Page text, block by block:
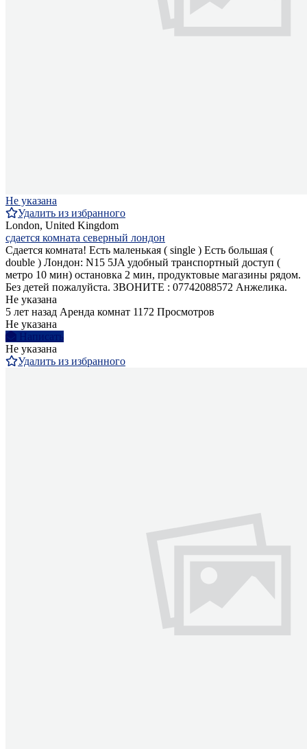
Не указана
Удалить из избранного
London, United Kingdom
сдается комната северный лондон
Сдается комната! Есть маленькая ( single ) Есть большая (
double ) Лондон: N15 5JA удобный транспортный доступ (
метро 10 мин) остановка 2 мин, продуктовые магазины рядом.
Без детей пожалуйста. ЗВОНИТЕ : 07742088572 Анжелика.
Не указана
5 лет назад Аренда комнат 1172 Просмотров
Не указана
Написать
Не указана
Удалить из избранного